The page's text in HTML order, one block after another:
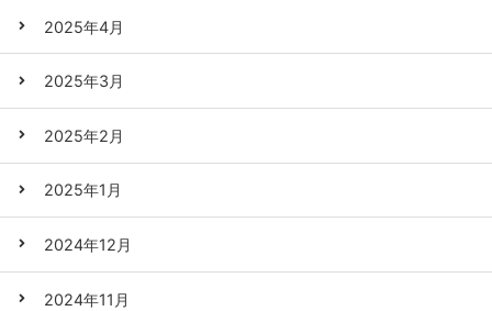
2025年4月
2025年3月
2025年2月
2025年1月
2024年12月
2024年11月